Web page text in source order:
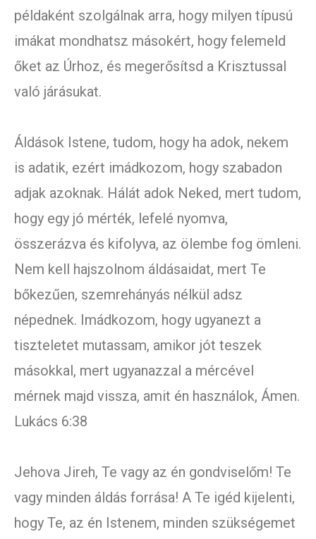
példaként szolgálnak arra, hogy milyen típusú
imákat mondhatsz másokért, hogy felemeld
őket az Úrhoz, és megerősítsd a Krisztussal
való járásukat.
Áldások Istene, tudom, hogy ha adok, nekem
is adatik, ezért imádkozom, hogy szabadon
adjak azoknak. Hálát adok Neked, mert tudom,
hogy egy jó mérték, lefelé nyomva,
összerázva és kifolyva, az ölembe fog ömleni.
Nem kell hajszolnom áldásaidat, mert Te
bőkezűen, szemrehányás nélkül adsz
népednek. Imádkozom, hogy ugyanezt a
tiszteletet mutassam, amikor jót teszek
másokkal, mert ugyanazzal a mércével
mérnek majd vissza, amit én használok, Ámen.
Lukács 6:38
Jehova Jireh, Te vagy az én gondviselőm! Te
vagy minden áldás forrása! A Te igéd kijelenti,
hogy Te, az én Istenem, minden szükségemet